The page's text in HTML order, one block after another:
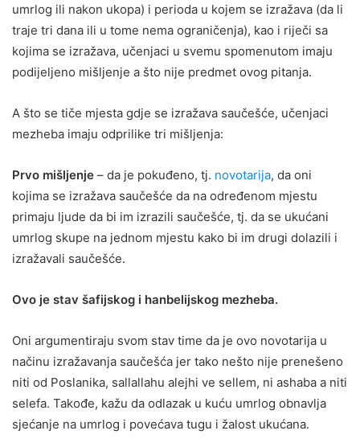
umrlog ili nakon ukopa) i perioda u kojem se izražava (da li
traje tri dana ili u tome nema ograničenja), kao i riječi sa
kojima se izražava, učenjaci u svemu spomenutom imaju
podijeljeno mišljenje a što nije predmet ovog pitanja.
A što se tiče mjesta gdje se izražava saučešće, učenjaci
mezheba imaju odprilike tri mišljenja:
Prvo mišljenje – da je pokuđeno, tj. novotarija, da oni
kojima se izražava saučešće da na određenom mjestu
primaju ljude da bi im izrazili saučešće, tj. da se ukućani
umrlog skupe na jednom mjestu kako bi im drugi dolazili i
izražavali saučešće.
Ovo je stav šafijskog i hanbelijskog mezheba.
Oni argumentiraju svom stav time da je ovo novotarija u
načinu izražavanja saučešća jer tako nešto nije prenešeno
niti od Poslanika, sallallahu alejhi ve sellem, ni ashaba a niti
selefa. Takođe, kažu da odlazak u kuću umrlog obnavlja
sjećanje na umrlog i povećava tugu i žalost ukućana.